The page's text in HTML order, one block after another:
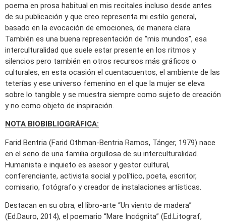
poema en prosa habitual en mis recitales incluso desde antes
de su publicación y que creo representa mi estilo general,
basado en la evocación de emociones, de manera clara.
También es una buena representación de “mis mundos”, esa
interculturalidad que suele estar presente en los ritmos y
silencios pero también en otros recursos más gráficos o
culturales, en esta ocasión el cuentacuentos, el ambiente de las
teterías y ese universo femenino en el que la mujer se eleva
sobre lo tangible y se muestra siempre como sujeto de creación
y no como objeto de inspiración.
NOTA BIOBIBLIOGRÁFICA:
Farid Bentria (Farid Othman-Bentria Ramos, Tánger, 1979) nace
en el seno de una familia orgullosa de su interculturalidad.
Humanista e inquieto es asesor y gestor cultural,
conferenciante, activista social y político, poeta, escritor,
comisario, fotógrafo y creador de instalaciones artísticas.
Destacan en su obra, el libro-arte “Un viento de madera”
(Ed.Dauro, 2014), el poemario “Mare Incógnita” (Ed.Litograf,